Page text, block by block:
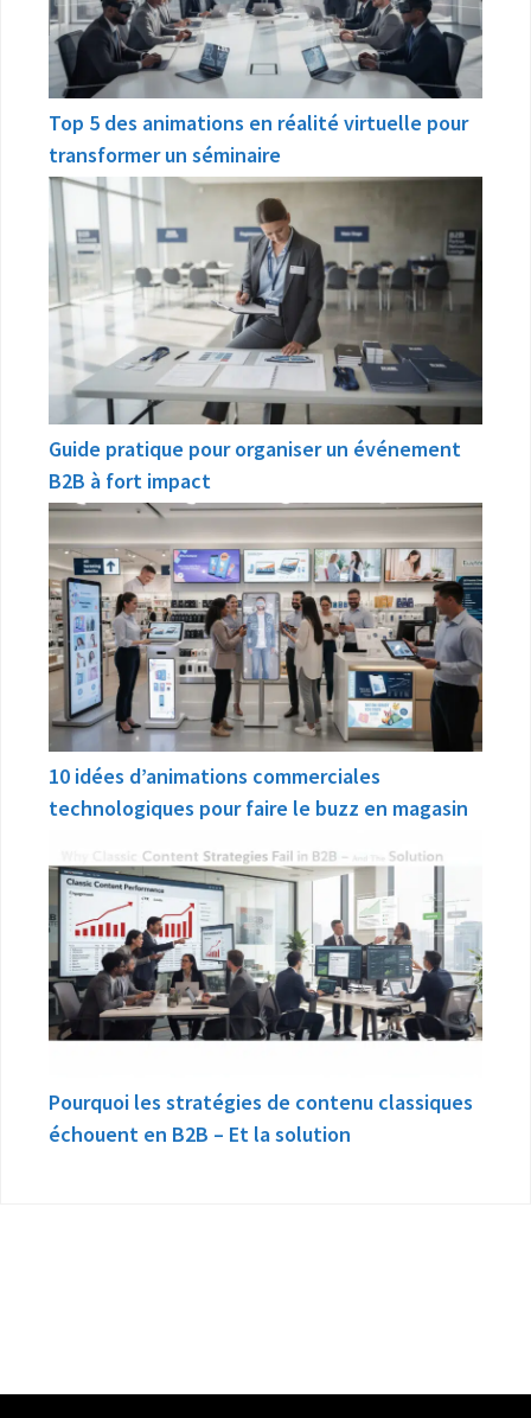
Top 5 des animations en réalité virtuelle pour
transformer un séminaire
Guide pratique pour organiser un événement
B2B à fort impact
10 idées d’animations commerciales
technologiques pour faire le buzz en magasin
Pourquoi les stratégies de contenu classiques
échouent en B2B – Et la solution